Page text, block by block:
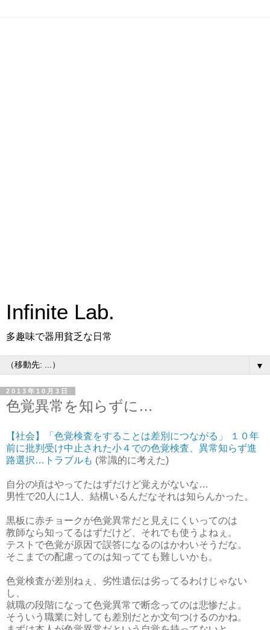
Infinite Lab.
多趣味で器用貧乏な日常
▼
2013年10月3日
色覚異常を知らずに…
【社会】「色覚検査をすることは差別につながる」 １０年
前に批判受け中止された小４での色覚検査、異常知らず進
路選択…トラブルも (常識的に考えた)
自分の頃はやってたはずだけど覚えがないな…
男性で20人に1人、結構いるんだなそれは知らんかった。
黒板に赤チョークが色覚異常だと見えにくいってのは
教師なら知ってるはずだけど、それでも使うよねぇ。
テストで色覚が原因で誤答になるのはかわいそうだな。
そこまでの配慮ってのは知ってても難しいかも。
色覚検査が差別ねぇ、劣性遺伝は劣ってるわけじゃない
し、
就職の段階になって色覚異常で断念ってのは悲惨だよ。
そういう職業に対しても差別だとか文句つけるのかね。